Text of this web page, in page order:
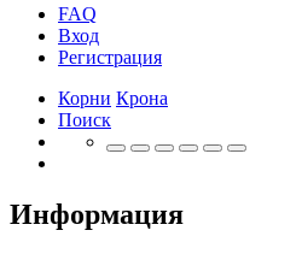
FAQ
Вход
Регистрация
Корни Крона
Поиск
Информация